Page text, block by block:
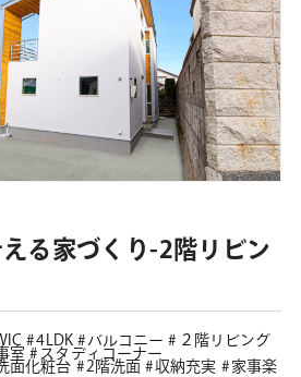
る家づくり-2階リビン
4LDK バルコニー
２階リビング
室
スタディコーナー
面化粧台 2階洗面 収納充実
家事楽